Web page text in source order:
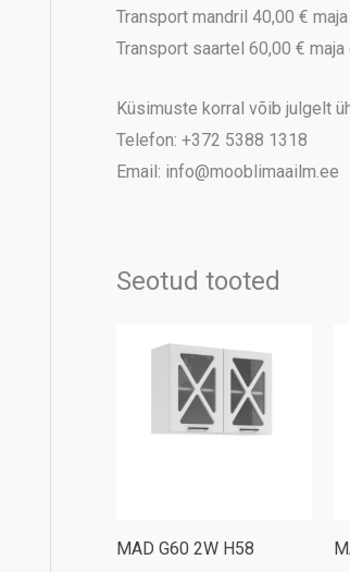
Transport mandril 40,00 €
Transport saartel 60,00 € maja
Küsimuste korral võib julgelt
Telefon: +372 5388 1318
Email: info@mooblimaailm.ee
Seotud tooted
MAD G60 2W H58